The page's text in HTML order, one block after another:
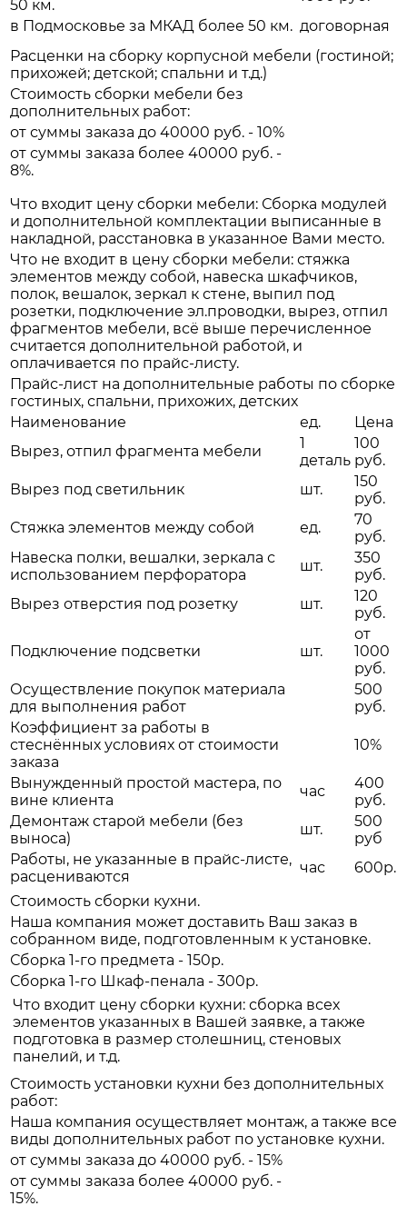
50 км.
в Подмосковье за МКАД более 50 км. договорная
Расценки на сборку корпусной мебели (гостиной;
прихожей; детской; спальни и т.д.)
Стоимость сборки мебели без
дополнительных работ:
от суммы заказа до 40000 руб. - 10%
от суммы заказа более 40000 руб. -
8%.
Что входит цену сборки мебели: Сборка модулей
и дополнительной комплектации выписанные в
накладной, расстановка в указанное Вами место.
Что не входит в цену сборки мебели: стяжка
элементов между собой, навеска шкафчиков,
полок, вешалок, зеркал к стене, выпил под
розетки, подключение эл.проводки, вырез, отпил
фрагментов мебели, всё выше перечисленное
считается дополнительной работой, и
оплачивается по прайс-листу.
Прайс-лист на дополнительные работы по сборке
гостиных, спальни, прихожих, детских
Наименование
ед.
Цена
Вырез, отпил фрагмента мебели
1
деталь
100
руб.
Вырез под светильник
шт.
150
руб.
Стяжка элементов между собой
ед.
70
руб.
Навеска полки, вешалки, зеркала с
использованием перфоратора
шт.
350
руб.
Вырез отверстия под розетку
шт.
120
руб.
Подключение подсветки шт.
от
1000
руб.
Осуществление покупок материала
для выполнения работ
500
руб.
Коэффициент за работы в
стеснённых условиях от стоимости
заказа
10%
Вынужденный простой мастера, по
вине клиента
час
400
руб.
Демонтаж старой мебели (без
выноса)
шт.
500
руб
Работы, не указанные в прайс-листе,
расцениваются
час
600р.
Стоимость сборки кухни.
Наша компания может доставить Ваш заказ в
собранном виде, подготовленным к установке.
Сборка 1-го предмета - 150р.
Сборка 1-го Шкаф-пенала - 300р.
Что входит цену сборки кухни: сборка всех
элементов указанных в Вашей заявке, а также
подготовка в размер столешниц, стеновых
панелий, и т.д.
Стоимость установки кухни без дополнительных
работ:
Наша компания осуществляет монтаж, а также все
виды дополнительных работ по установке кухни.
от суммы заказа до 40000 руб. - 15%
от суммы заказа более 40000 руб. -
15%.